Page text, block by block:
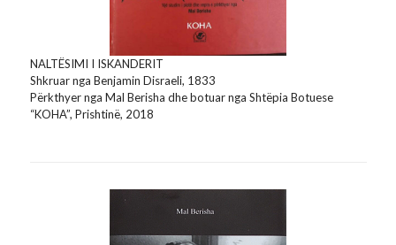
NALTËSIMI I ISKANDERIT
Shkruar nga Benjamin Disraeli, 1833
Përkthyer nga Mal Berisha dhe botuar nga Shtëpia Botuese
“KOHA”, Prishtinë, 2018